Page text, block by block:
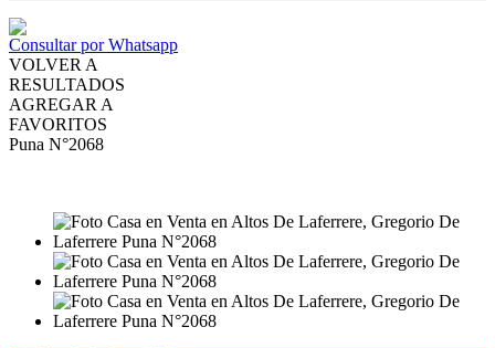
Consultar por Whatsapp
VOLVER A
RESULTADOS
AGREGAR A
FAVORITOS
Puna N°2068